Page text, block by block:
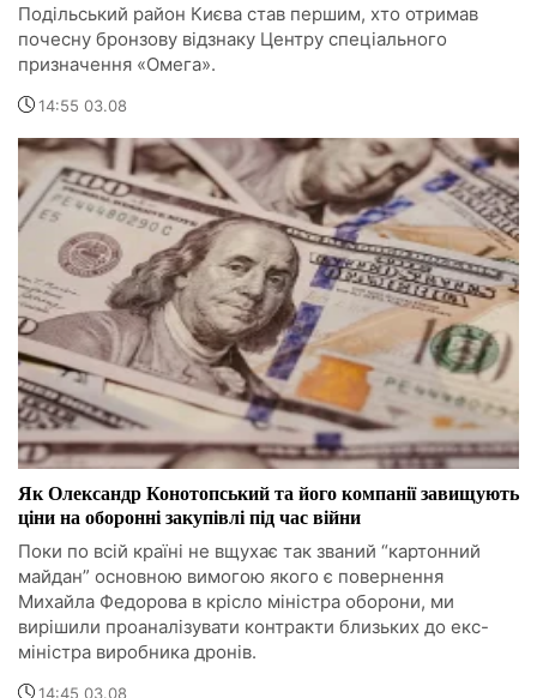
Подільський район Києва став першим, хто отримав
почесну бронзову відзнаку Центру спеціального
призначення «Омега».
14:55 03.08
Як Олександр Конотопський та його компанії завищують
ціни на оборонні закупівлі під час війни
Поки по всій країні не вщухає так званий “картонний
майдан” основною вимогою якого є повернення
Михайла Федорова в крісло міністра оборони, ми
вирішили проаналізувати контракти близьких до екс-
міністра виробника дронів.
14:45 03.08